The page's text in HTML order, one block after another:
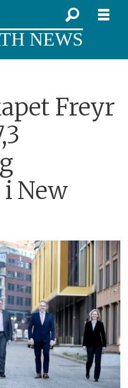
NEWS
Freyr
i New